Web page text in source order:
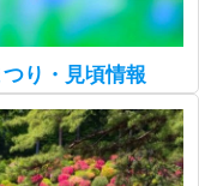
り・見頃情報